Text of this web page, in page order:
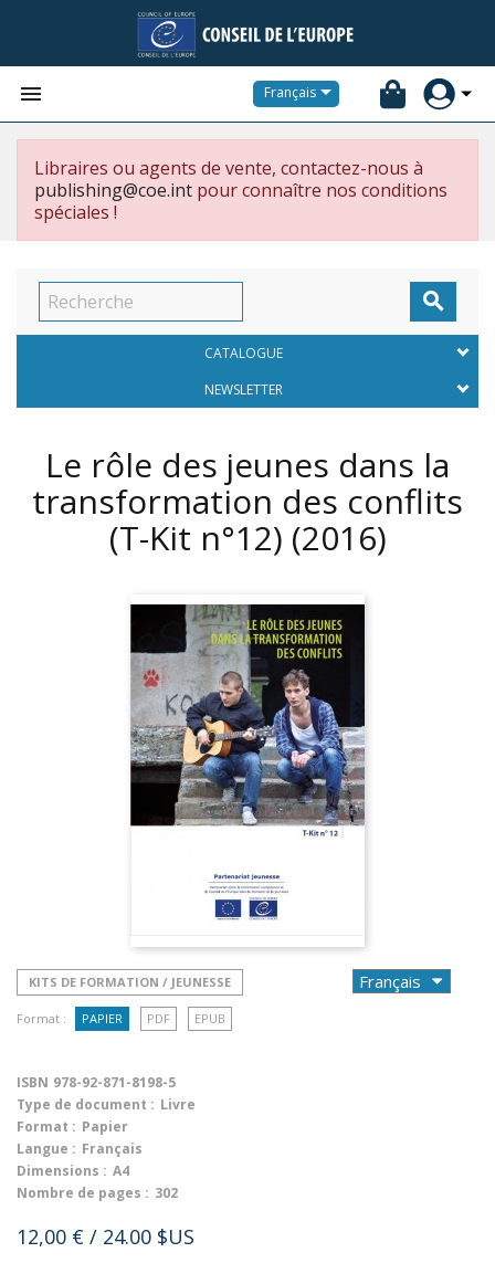
 Français
Libraires ou agents de vente, contactez-nous à
publishing@coe.int pour connaître nos conditions
spéciales !

CATALOGUE
NEWSLETTER
Le rôle des jeunes dans la
transformation des conflits
(T-Kit n°12) (2016)
KITS DE FORMATION / JEUNESSE
Format : PAPIER PDF EPUB
ISBN 978-92-871-8198-5
Type de document : Livre
Format : Papier
Langue : Français
Dimensions : A4
Nombre de pages : 302
12,00 € / 24.00 $US